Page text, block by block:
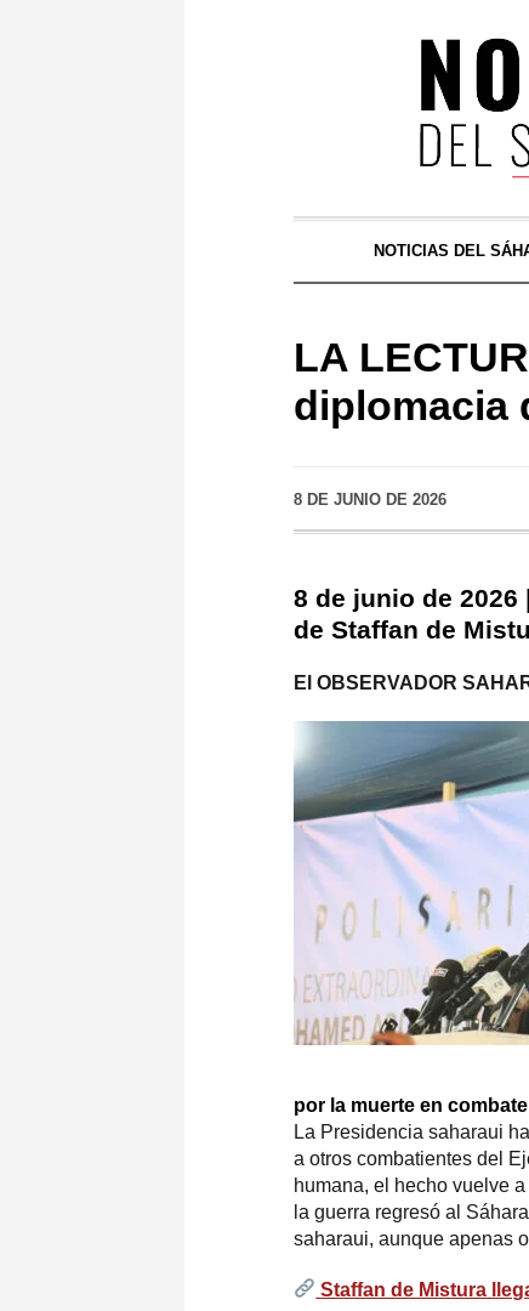
NOTICIAS DEL
LA
diplomacia
8 DE JUNIO DE 2026
8 de junio de
de Staffan de
El OBSERVADOR
por la muerte en
La Presidencia saharaui
a otros combatientes del
humana, el hecho vuelve
la guerra regresó al
saharaui, aunque apenas
Staffan de Mistura